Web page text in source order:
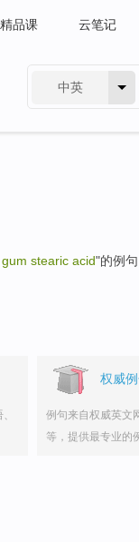
品课 云笔记
中英
stearic acid"的例
权威
例句来自权威英文
等，提供最专业的